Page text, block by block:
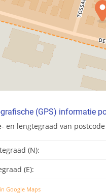
(GPS) informatie
en lengtegraad van postcode
(N):
(E):
Google Maps